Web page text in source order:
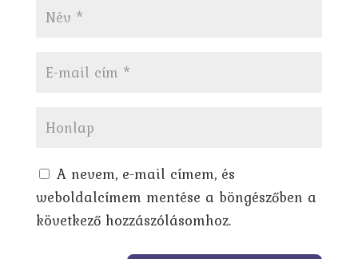
A nevem, e-mail címem, és
weboldalcímem mentése a böngészőben a
következő hozzászólásomhoz.